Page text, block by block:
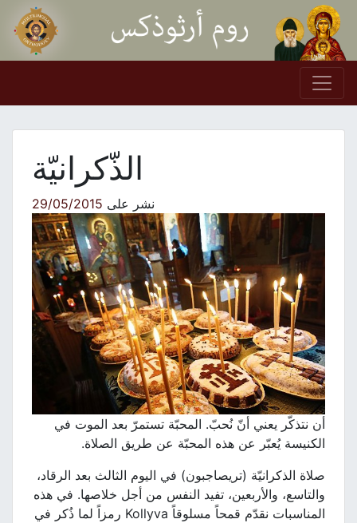
Skip to content
Main Navigation
الذّكرانيّة
نشر على29/05/2015
أن نتذكّر يعني أنّ نُحبّ. المحبّة تستمرّ بعد الموت في
الكنيسة يُعبّر عن هذه المحبّة عن طريق الصلاة.
صلاة الذكرانيّة (تريصاجبون) في اليوم الثالث بعد الرقاد،
والتاسع، والأربعين، تفيد النفس من أجل خلاصها. في هذه
المناسبات نقدّم قمحاً مسلوقاً Kollyva رمزاً لما ذُكر في